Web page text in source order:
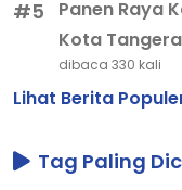
#5
Panen Raya
Kota
dibaca 330 kali
Lihat Berita
Tag Paling